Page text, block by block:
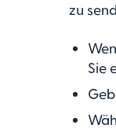
zu
Sie